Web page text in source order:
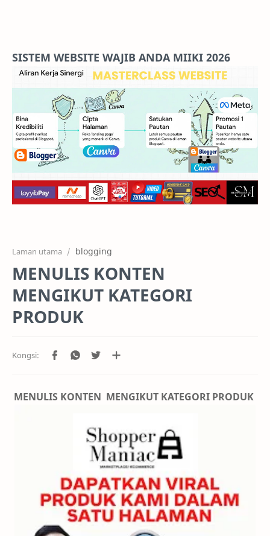
Features
Pricing
Services
RTL Mode
SISTEM WEBSITE WAJIB ANDA MIIKI 2026
Laman utama blogging
MENULIS KONTEN
MENGIKUT KATEGORI
PRODUK
MENULIS KONTEN MENGIKUT KATEGORI PRODUK